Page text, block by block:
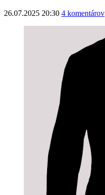
26.07.2025 20:30 4 komentárov